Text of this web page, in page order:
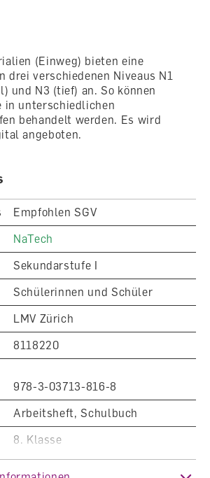
(Einweg) bieten eine
drei verschiedenen Niveaus N1
und N3 (tief) an. So können
in unterschiedlichen
behandelt werden. Es wird
angeboten.
Empfohlen SGV
NaTech
Sekundarstufe I
Schülerinnen und Schüler
LMV Zürich
8118220
978-3-03713-816-8
Arbeitsheft, Schulbuch
8. Klasse